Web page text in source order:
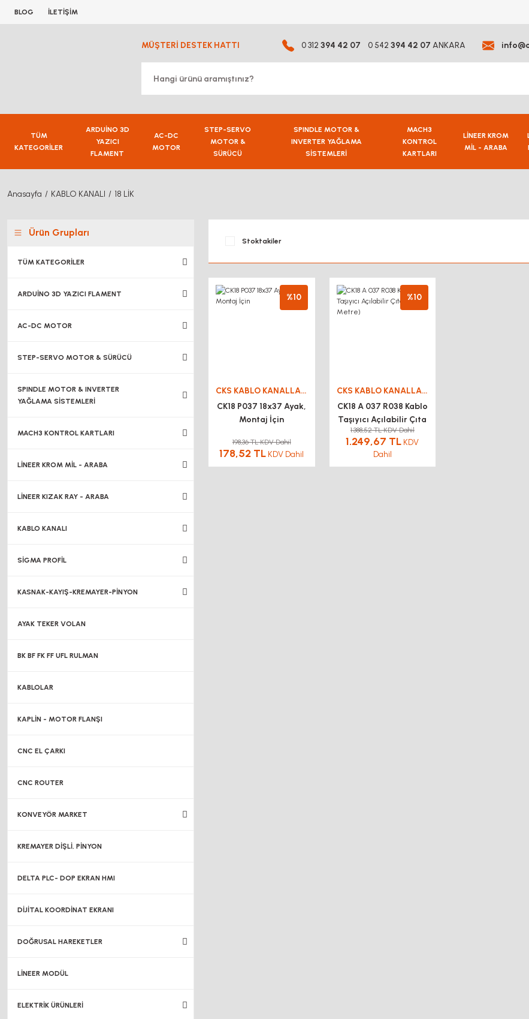
BLOG İLETİŞİM
MÜŞTERİ DESTEK HATTI 0 312 394 42 07 0 542 394 42 07 ANKARA
TÜM
KATEGORİLER
ARDUİNO 3D
YAZICI
FLAMENT
AC-DC
MOTOR
STEP-SERVO
MOTOR &
SÜRÜCÜ
SPINDLE MOTOR &
INVERTER YAĞLAMA
SİSTEMLERİ
MACH3
KONTROL
KARTLARI
LİNEER KROM
MİL - ARABA
Anasayfa KABLO KANALI 18 LİK
Ürün Grupları
TÜM KATEGORİLER
ARDUİNO 3D YAZICI FLAMENT
AC-DC MOTOR
STEP-SERVO MOTOR & SÜRÜCÜ
SPINDLE MOTOR & INVERTER
YAĞLAMA SİSTEMLERİ
MACH3 KONTROL KARTLARI
LİNEER KROM MİL - ARABA
LİNEER KIZAK RAY - ARABA
KABLO KANALI
SİGMA PROFİL
KASNAK-KAYIŞ-KREMAYER-PİNYON
AYAK TEKER VOLAN
BK BF FK FF UFL RULMAN
KABLOLAR
KAPLİN - MOTOR FLANŞI
CNC EL ÇARKI
CNC ROUTER
KONVEYÖR MARKET
KREMAYER DİŞLİ, PİNYON
DELTA PLC- DOP EKRAN HMI
DİJİTAL KOORDİNAT EKRANI
DOĞRUSAL HAREKETLER
LİNEER MODÜL
ELEKTRİK ÜRÜNLERİ
Stoktakiler
%10
CKS KABLO KANALLARI
CK18 P037 18x37 Ayak,
Montaj İçin
198,36 TL KDV Dahil
178,52 TL KDV Dahil
%10
CKS KABLO KANALLARI
CK18 A 037 R038 Kablo
Taşıyıcı Açılabilir Çıta
(1 Metre)
1.388,52 TL KDV Dahil
1.249,67 TL KDV
Dahil